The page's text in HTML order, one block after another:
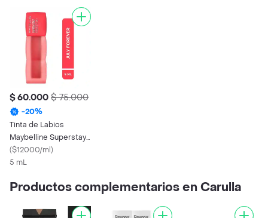
$ 60.000 $ 75.000
-20%
Tinta de Labios
Maybelline Superstay
Teddy Tint 35 July
Forever
($12000/ml)
5 mL
Productos complementarios en Carulla